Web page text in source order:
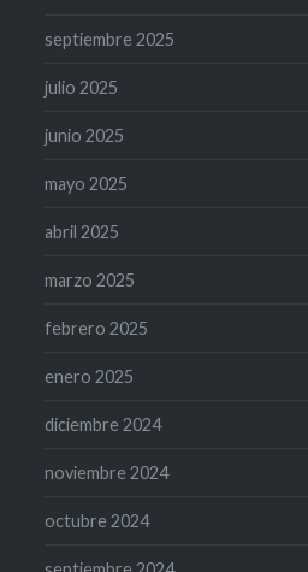
septiembre 2025
julio 2025
junio 2025
mayo 2025
abril 2025
marzo 2025
febrero 2025
enero 2025
diciembre 2024
noviembre 2024
octubre 2024